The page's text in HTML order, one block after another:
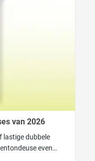
van 2026
lastige dubbele
even